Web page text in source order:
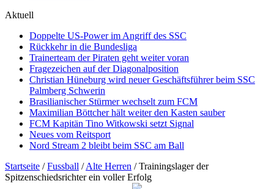
Aktuell
Doppelte US-Power im Angriff des SSC
Rückkehr in die Bundesliga
Trainerteam der Piraten geht weiter voran
Fragezeichen auf der Diagonalposition
Christian Hüneburg wird neuer Geschäftsführer beim SSC
Palmberg Schwerin
Brasilianischer Stürmer wechselt zum FCM
Maximilian Böttcher hält weiter den Kasten sauber
FCM Kapitän Tino Witkowski setzt Signal
Neues vom Reitsport
Nord Stream 2 bleibt beim SSC am Ball
Startseite / Fussball / Alte Herren / Trainingslager der
Spitzenschiedsrichter ein voller Erfolg